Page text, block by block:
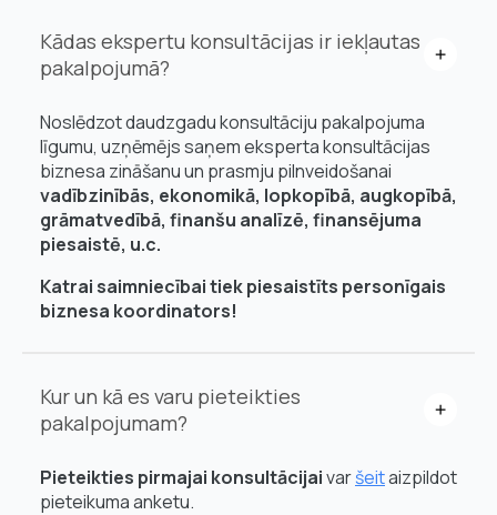
Kādas ekspertu konsultācijas ir iekļautas
pakalpojumā?
Noslēdzot daudzgadu konsultāciju pakalpojuma
līgumu, uzņēmējs saņem eksperta konsultācijas
biznesa zināšanu un prasmju pilnveidošanai
vadībzinībās, ekonomikā, lopkopībā, augkopībā,
grāmatvedībā, finanšu analīzē, finansējuma
piesaistē, u.c.
Katrai saimniecībai tiek piesaistīts personīgais
biznesa koordinators!
Kur un kā es varu pieteikties
pakalpojumam?
Pieteikties pirmajai konsultācijaivaršeitaizpildot
pieteikuma anketu.